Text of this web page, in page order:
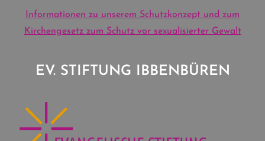
Informationen zu unserem Schutzkonzept und zum
Kirchengesetz zum Schutz vor sexualisierter Gewalt
EV. STIFTUNG IBBENBÜREN